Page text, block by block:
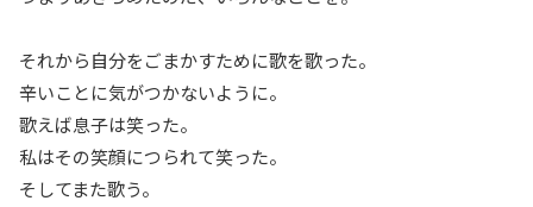
それから自分をごまかすために歌を歌った。
辛いことに気がつかないように。
歌えば息子は笑った。
私はその笑顔につられて笑った。
そしてまた歌う。